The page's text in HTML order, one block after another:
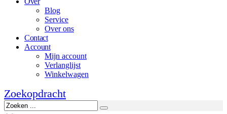
Blog
Service
Over ons
Contact
Account
Mijn account
Verlanglijst
Winkelwagen
Zoekopdracht